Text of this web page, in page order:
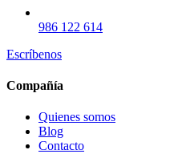
986 122 614
Escríbenos
Compañía
Quienes somos
Blog
Contacto